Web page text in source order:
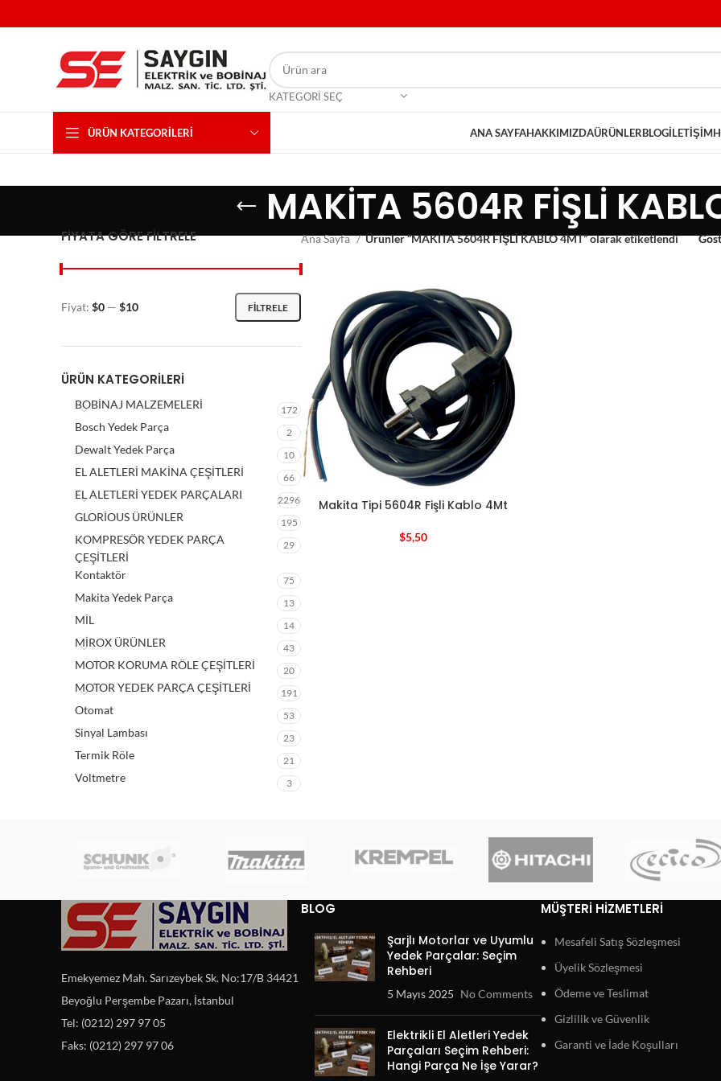
KATEGORI SEÇ
ÜRÜN KATEGORILERI ANA SAYFAHAKKIMIZDAÜRÜNLERBLOGİLETIŞIM
MAKİTA 5604R FİŞLİ
FIYATA GÖRE FILTRELE
FILTRELE
Fiyat: $0 — $10
ÜRÜN KATEGORILERI
BOBİNAJ MALZEMELERİ 172
Bosch Yedek Parça 2
Dewalt Yedek Parça 10
EL ALETLERİ MAKİNA ÇEŞİTLERİ 66
EL ALETLERİ YEDEK PARÇALARI 2296
GLORİOUS ÜRÜNLER 195
KOMPRESÖR YEDEK PARÇA
ÇEŞİTLERİ
29
Kontaktör 75
Makita Yedek Parça 13
MİL 14
MİROX ÜRÜNLER 43
MOTOR KORUMA RÖLE ÇEŞİTLERİ 20
MOTOR YEDEK PARÇA ÇEŞİTLERİ 191
Otomat 53
Sinyal Lambası 23
Termik Röle 21
Voltmetre 3
Ana Sayfa Ürünler “MAKİTA 5604R FİŞLİ KABLO 4MT” olarak etiketlendi
Makita Tipi 5604R Fişli Kablo 4Mt
$5,50
Emekyemez Mah. Sarızeybek Sk. No:17/B 34421
Beyoğlu Perşembe Pazarı, İstanbul
Tel: (0212) 297 97 05
Faks: (0212) 297 97 06
BLOG
Şarjlı Motorlar ve Uyumlu
Yedek Parçalar: Seçim
Rehberi
5 Mayıs 2025 No Comments
Elektrikli El Aletleri Yedek
Parçaları Seçim Rehberi:
Hangi Parça Ne İşe Yarar?
MÜŞTERI HIZMETLERI
Mesafeli Satış Sözleşmesi
Üyelik Sözleşmesi
Ödeme ve Teslimat
Gizlilik ve Güvenlik
Garanti ve İade Koşulları